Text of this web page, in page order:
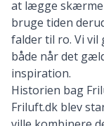
at lægge
bruge tiden
falder til ro. Vi
både når det
inspiration.
Historien bag
Friluft.dk blev